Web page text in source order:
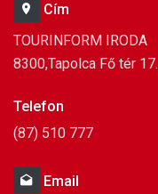
Cím
TOURINFORM IRODA
8300,Tapolca Fő tér 17.
Telefon
(87) 510 777
Email